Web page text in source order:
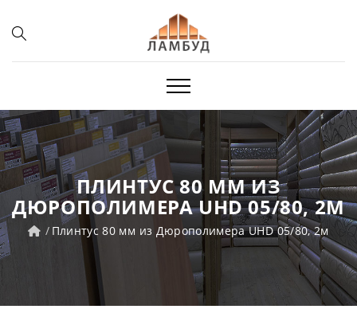
ПЛИНТУС 80 ММ ИЗ
ДЮРОПОЛИМЕРА UHD 05/80, 2М
Плинтус 80 мм из Дюрополимера UHD 05/80, 2м